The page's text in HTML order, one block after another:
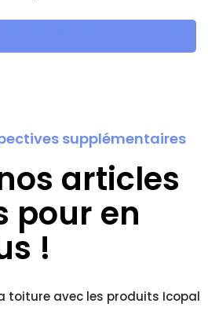
supplémentaires
articles
pour en
!
toiture avec les produits Icopal